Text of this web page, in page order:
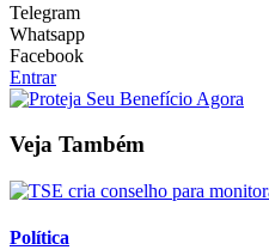
Telegram
Whatsapp
Facebook
Entrar
Veja Também
Política